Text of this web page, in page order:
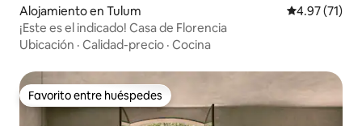
Alojamiento en Tulum Calificación
4.97 (71)
¡Este es el indicado! Casa de Florencia
Ubicación · Calidad-precio · Cocina
Favorito entre huéspedes
Favorito entre huéspedes